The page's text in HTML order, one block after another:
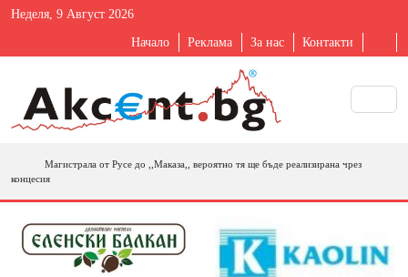
Неделя, 9 Август 2026
Начало Реклама За нас Контакти
Магистрала от Русе до ,,Маказа,, вероятно тя ще бъде реализирана чрез
концесия